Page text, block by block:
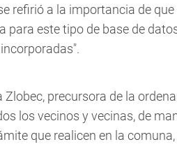
refirió a la importancia de
para este tipo de base de
precursora de la
los vecinos y vecinas, de
que realicen en la